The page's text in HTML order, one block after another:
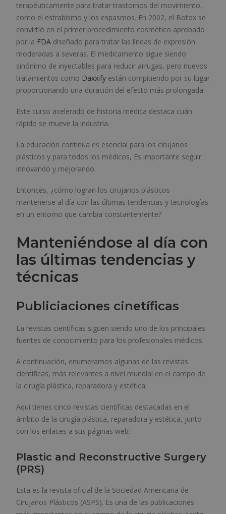
terapéuticamente para tratar trastornos del movimiento,
como el estrabismo y los espasmos. En 2002, el Botox se
convirtió en el primer procedimiento cosmético aprobado
por la FDA diseñado para tratar las líneas de expresión
moderadas a severas. El medicamento sigue siendo
sinónimo de inyectables para reducir arrugas, pero nuevos
tratamientos como Daxxify están compitiendo por su lugar
proporcionando una duración del efecto más prolongada.
Este curso acelerado de historia médica destaca cuán
rápido se mueve la industria.
La educación continua es esencial para los cirujanos
plásticos y para todos los médicos, Es importante seguir
innovando y mejorando.
Entonces, ¿cómo logran los cirujanos plásticos
mantenerse al día con las últimas tendencias y tecnologías
en un entorno que cambia constantemente?
Manteniéndose al día con
las últimas tendencias y
técnicas
Publiciaciones cinetíficas
La revistas científicas siguen siendo uno de los principales
fuentes de conocimiento para los profesionales médicos.
A continuación, enumeramos algunas de las revistas
científicas, más relevantes a nivel mundial en el campo de
la cirugía plástica, reparadora y estética:
Aquí tienes cinco revistas científicas destacadas en el
ámbito de la cirugía plástica, reparadora y estética, junto
con los enlaces a sus páginas web:
Plastic and Reconstructive Surgery
(PRS)
Esta es la revista oficial de la Sociedad Americana de
Cirujanos Plásticos (ASPS). Es una de las publicaciones